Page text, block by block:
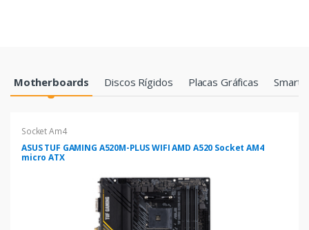
Products Grid
Motherboards Discos Rígidos Placas Gráficas
Socket Am4
ASUS TUF GAMING A520M-PLUS WIFI AMD A520 Socket AM4
micro ATX